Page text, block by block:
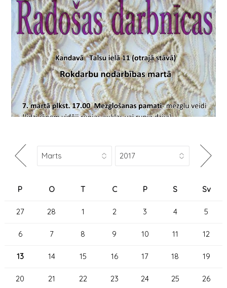
P O T C P S Sv
27 28 1 2 3 4 5
6 7 8 9 10 11 12
13 14 15 16 17 18 19
20 21 22 23 24 25 26